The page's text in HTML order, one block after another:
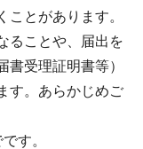
とがあります。
ることや、届出を
受理証明書等）
す。あらかじめご
す。